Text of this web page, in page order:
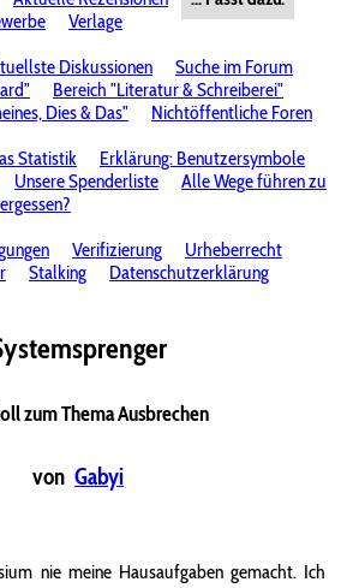
Verlage
Diskussionen
Suche im Forum
Bereich "Literatur & Schreiberei"
Dies & Das"
Nichtöffentliche Foren
Statistik
Erklärung: Benutzersymbole
Unsere Spenderliste
Alle Wege führen zu
Verifizierung
Urheberrecht
Stalking
Datenschutzerklärung
zum Thema Ausbrechen
von Gabyi
nie meine Hausaufgaben gemacht. Ich